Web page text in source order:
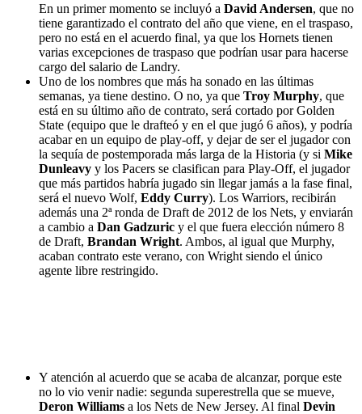
En un primer momento se incluyó a David Andersen, que no
tiene garantizado el contrato del año que viene, en el traspaso,
pero no está en el acuerdo final, ya que los Hornets tienen
varias excepciones de traspaso que podrían usar para hacerse
cargo del salario de Landry.
Uno de los nombres que más ha sonado en las últimas
semanas, ya tiene destino. O no, ya que Troy Murphy, que
está en su último año de contrato, será cortado por Golden
State (equipo que le drafteó y en el que jugó 6 años), y podría
acabar en un equipo de play-off, y dejar de ser el jugador con
la sequía de postemporada más larga de la Historia (y si Mike
Dunleavy y los Pacers se clasifican para Play-Off, el jugador
que más partidos habría jugado sin llegar jamás a la fase final,
será el nuevo Wolf, Eddy Curry). Los Warriors, recibirán
además una 2ª ronda de Draft de 2012 de los Nets, y enviarán
a cambio a Dan Gadzuric y el que fuera elección número 8
de Draft, Brandan Wright. Ambos, al igual que Murphy,
acaban contrato este verano, con Wright siendo el único
agente libre restringido.
Y atención al acuerdo que se acaba de alcanzar, porque este
no lo vio venir nadie: segunda superestrella que se mueve,
Deron Williams a los Nets de New Jersey. Al final Devin